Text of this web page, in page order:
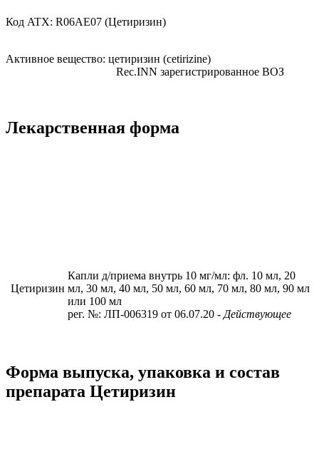
Код ATX: R06AE07 (Цетиризин)
Активное вещество: цетиризин (cetirizine)
Rec.INN зарегистрированное ВОЗ
Лекарственная форма
Цетиризин
Капли д/приема внутрь 10 мг/мл: фл. 10 мл, 20
мл, 30 мл, 40 мл, 50 мл, 60 мл, 70 мл, 80 мл, 90 мл
или 100 мл
рег. №: ЛП-006319 от 06.07.20 - Действующее
Форма выпуска, упаковка и состав
препарата Цетиризин